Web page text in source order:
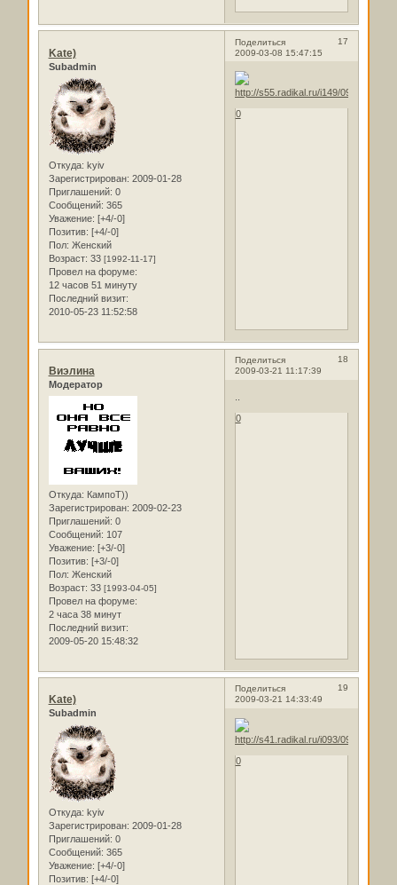
Поделиться
17
2009-03-08 15:47:15
Kate)
Subadmin
Откуда: kyiv
Зарегистрирован: 2009-01-28
Приглашений: 0
Сообщений: 365
Уважение: [+4/-0]
Позитив: [+4/-0]
Пол: Женский
Возраст: 33 [1992-11-17]
Провел на форуме:
12 часов 51 минуту
Последний визит:
2010-05-23 11:52:58
0
Поделиться
18
2009-03-21 11:17:39
Виэлина
Модератор
Откуда: КампоТ))
Зарегистрирован: 2009-02-23
Приглашений: 0
Сообщений: 107
Уважение: [+3/-0]
Позитив: [+3/-0]
Пол: Женский
Возраст: 33 [1993-04-05]
Провел на форуме:
2 часа 38 минут
Последний визит:
2009-05-20 15:48:32
0
Поделиться
19
2009-03-21 14:33:49
Kate)
Subadmin
Откуда: kyiv
Зарегистрирован: 2009-01-28
Приглашений: 0
Сообщений: 365
Уважение: [+4/-0]
Позитив: [+4/-0]
0